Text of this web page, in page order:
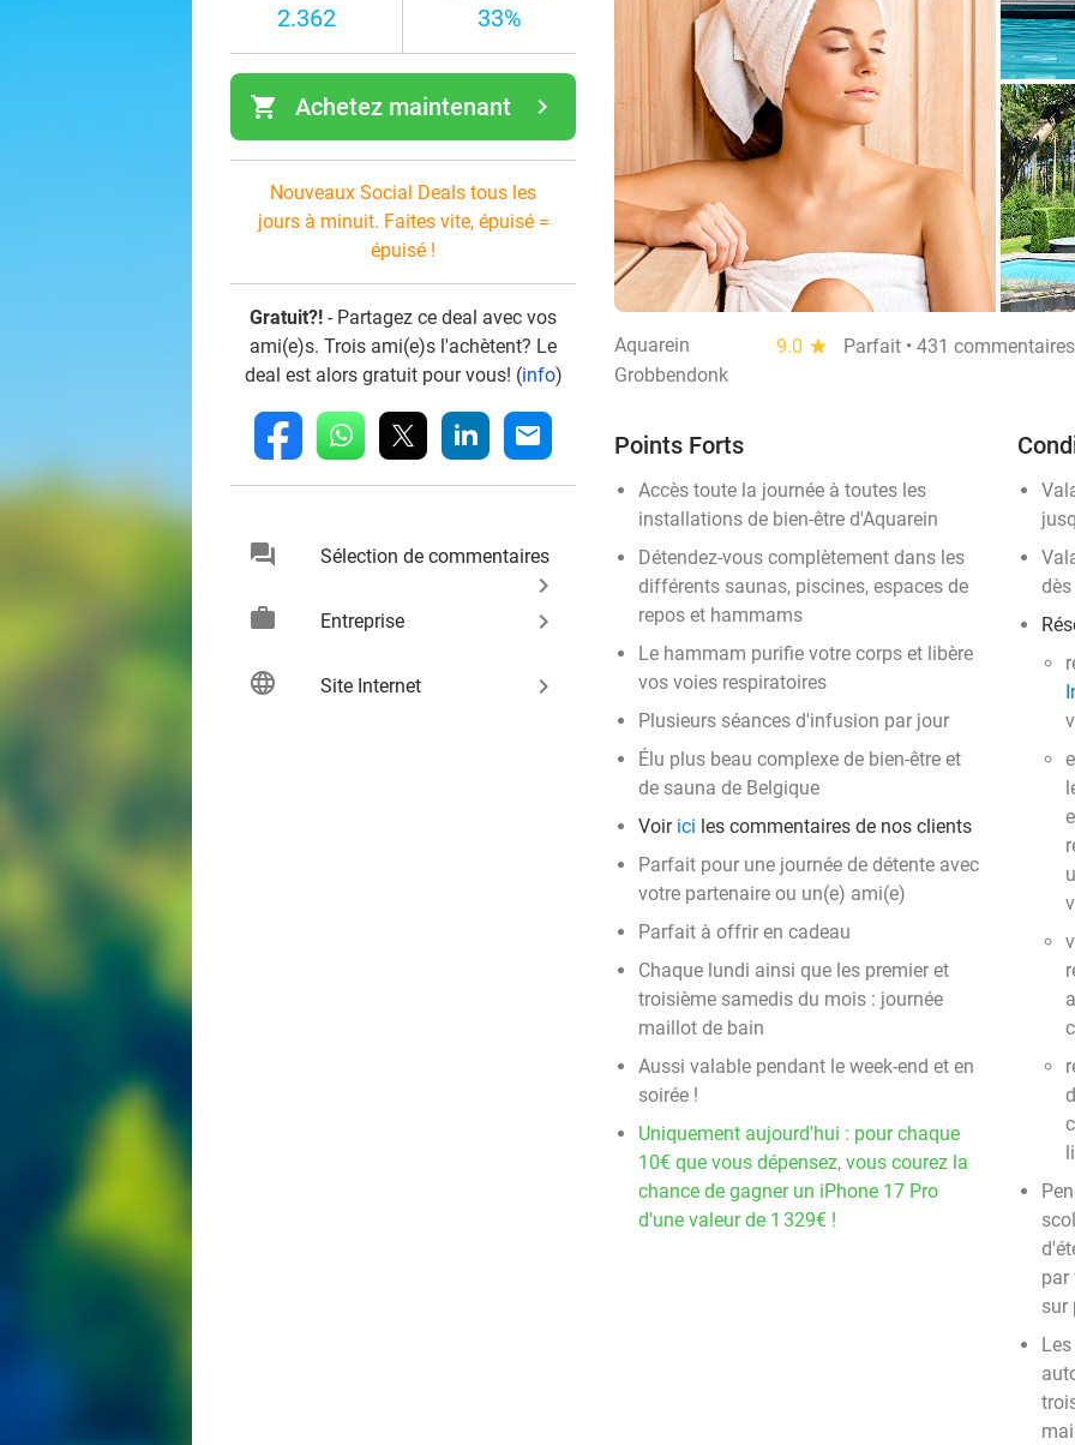
2.362
33%
shopping_cart navigate_next
Achetez maintenant
Nouveaux Social Deals tous les
jours à minuit. Faites vite, épuisé =
épuisé !
Gratuit?! - Partagez ce deal avec vos
ami(e)s. Trois ami(e)s l'achètent? Le
deal est alors gratuit pour vous! (info)
fb whatsapp linkedin mail
chat Sélection de commentaires
keyboard_arrow_right
work
Entreprise keyboard_arrow_right
language Site Internet keyboard_arrow_right
Aquarein 9.0 star
Parfait • 431 commentaires
Grobbendonk
Points Forts
Accès toute la journée à toutes les
installations de bien-être d'Aquarein
Détendez-vous complètement dans les
différents saunas, piscines, espaces de
repos et hammams
Le hammam purifie votre corps et libère
vos voies respiratoires
Plusieurs séances d'infusion par jour
Élu plus beau complexe de bien-être et
de sauna de Belgique
Voir ici les commentaires de nos clients
Parfait pour une journée de détente avec
votre partenaire ou un(e) ami(e)
Parfait à offrir en cadeau
Chaque lundi ainsi que les premier et
troisième samedis du mois : journée
maillot de bain
Aussi valable pendant le week-end et en
soirée !
Uniquement aujourd'hui : pour chaque
10€ que vous dépensez, vous courez la
chance de gagner un iPhone 17 Pro
d'une valeur de 1 329€ !
par
sur